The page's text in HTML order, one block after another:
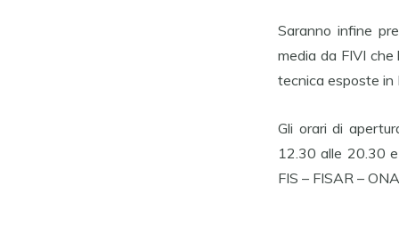
Saranno infine
media da FIVI
tecnica esposte in
Gli orari di
12.30 alle 20.30
FIS – FISAR –